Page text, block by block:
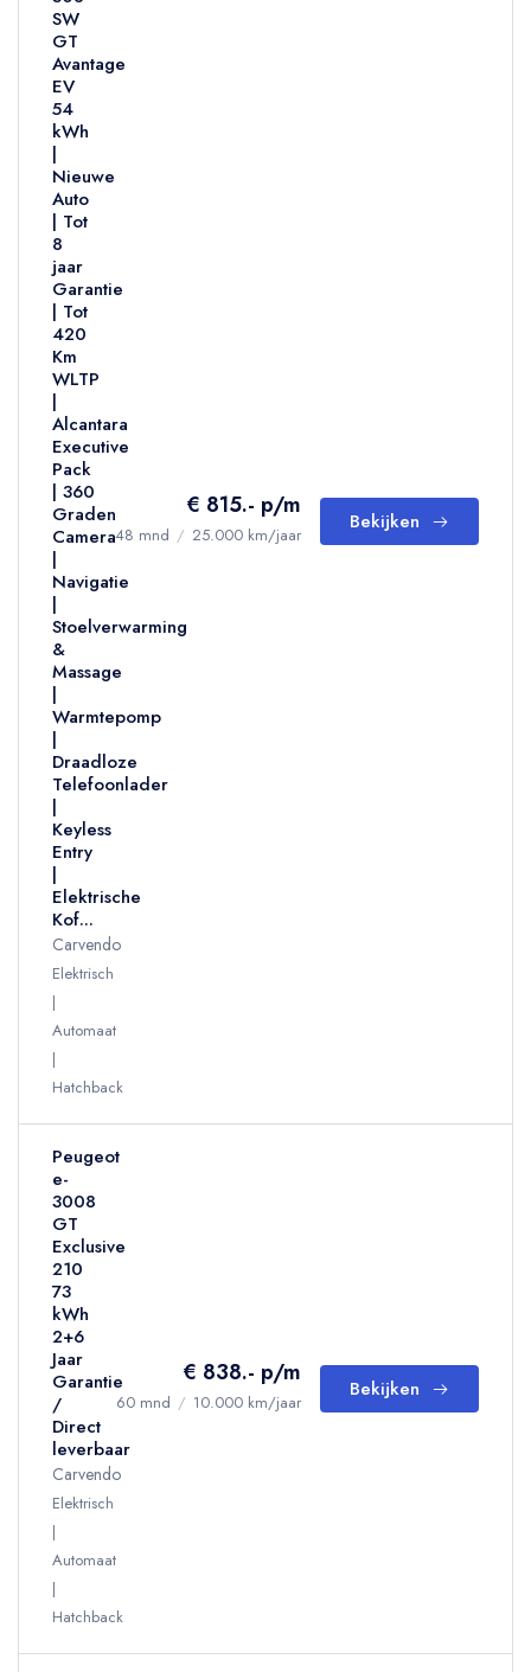
SW
GT
Avantage
EV
54
kWh
|
Nieuwe
Auto
| Tot
8
jaar
Garantie
| Tot
420
Km
WLTP
|
Alcantara
Executive
Pack
| 360
Graden
Camera
|
Navigatie
|
Stoelverwarming
&
Massage
|
Warmtepomp
|
Draadloze
Telefoonlader
|
Keyless
Entry
|
Elektrische
Kof...
Carvendo
Elektrisch
Automaat
Hatchback
€ 815.- p/m
48 mnd / 25.000 km/jaar
Bekijken
Peugeot
e-
3008
GT
Exclusive
210
73
kWh
2+6
Jaar
Garantie
/
Direct
leverbaar
Carvendo
Elektrisch
Automaat
Hatchback
€ 838.- p/m
60 mnd / 10.000 km/jaar
Bekijken